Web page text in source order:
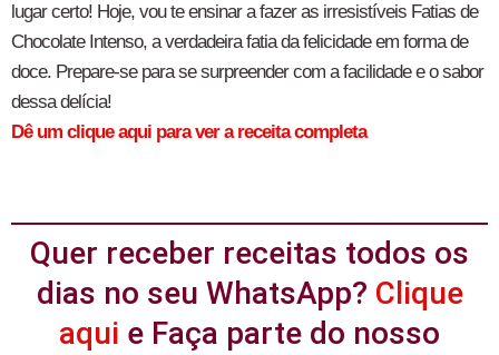
lugar certo! Hoje, vou te ensinar a fazer as irresistíveis Fatias de
Chocolate Intenso, a verdadeira fatia da felicidade em forma de
doce. Prepare-se para se surpreender com a facilidade e o sabor
dessa delícia!
Dê um clique aqui para ver a receita completa
Quer receber receitas todos os
dias no seu WhatsApp? Clique
aqui e Faça parte do nosso